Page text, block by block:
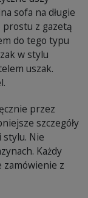
sofa na długie
z gazetą
do tego typu
w stylu
uszak.
przez
szczegóły
stylu. Nie
Każdy
zamówienie z